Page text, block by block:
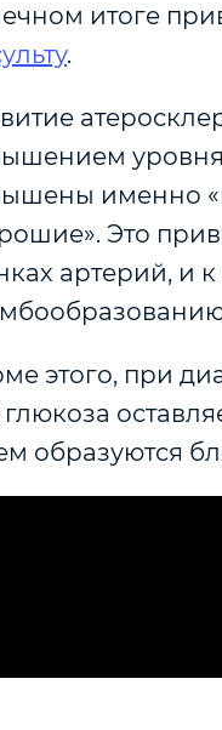
итоге
.
именно
Это
артерий, и
этого, при
глюкоза
образуются